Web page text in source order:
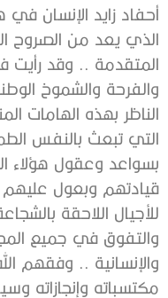
أحفاد زايد الإنسان
الذي يعد من الصروح
المتقدمة .. وقد رأيت
والفرحة والشموخ
الناظر بهذه الهامات
التي تبعث بالنفس
بسواعد وعقول هؤلاء
قيادتهم وبعول عليهم
للأجيال اللاحقة
والتفوق في جميع
والإنسانية .. وفقهم
مكتسباته وإنجازاته